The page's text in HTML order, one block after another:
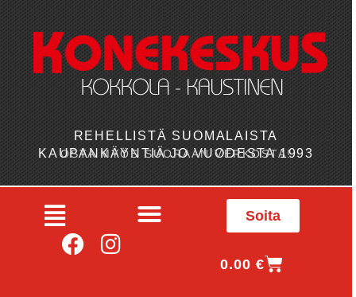
REHELLISTÄ SUOMALAISTA
KAUPANKÄYNTIÄ JO VUODESTA 1993
OSTA MYÖS SUORAAN VERKOSTA!
Soita
0.00€